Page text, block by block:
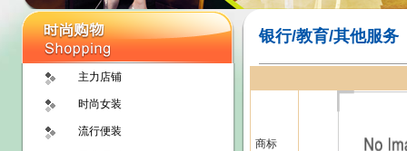
主力店铺
时尚女装
流行便装
银行/教育/其他服务
商标